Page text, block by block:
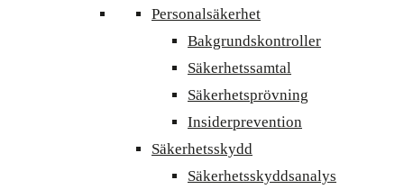
Personalsäkerhet
Bakgrundskontroller
Säkerhetssamtal
Säkerhetsprövning
Insiderprevention
Säkerhetsskydd
Säkerhetsskyddsanalys